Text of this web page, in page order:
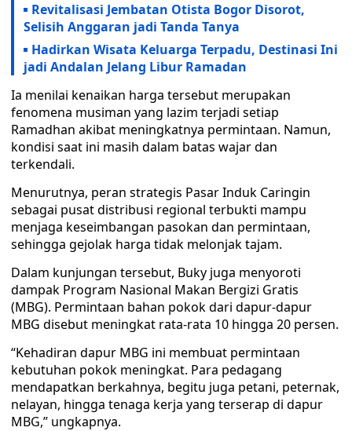
Revitalisasi Jembatan Otista Bogor Disorot,
Selisih Anggaran jadi Tanda Tanya
Hadirkan Wisata Keluarga Terpadu, Destinasi Ini
jadi Andalan Jelang Libur Ramadan
Ia menilai kenaikan harga tersebut merupakan
fenomena musiman yang lazim terjadi setiap
Ramadhan akibat meningkatnya permintaan. Namun,
kondisi saat ini masih dalam batas wajar dan
terkendali.
Menurutnya, peran strategis Pasar Induk Caringin
sebagai pusat distribusi regional terbukti mampu
menjaga keseimbangan pasokan dan permintaan,
sehingga gejolak harga tidak melonjak tajam.
Dalam kunjungan tersebut, Buky juga menyoroti
dampak Program Nasional Makan Bergizi Gratis
(MBG). Permintaan bahan pokok dari dapur-dapur
MBG disebut meningkat rata-rata 10 hingga 20 persen.
“Kehadiran dapur MBG ini membuat permintaan
kebutuhan pokok meningkat. Para pedagang
mendapatkan berkahnya, begitu juga petani, peternak,
nelayan, hingga tenaga kerja yang terserap di dapur
MBG,” ungkapnya.